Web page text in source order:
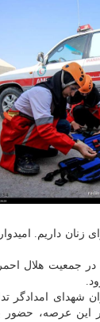
زنان داریم.
در جمعیت هلال
شهدای امدادگر
این عرصه، حضور